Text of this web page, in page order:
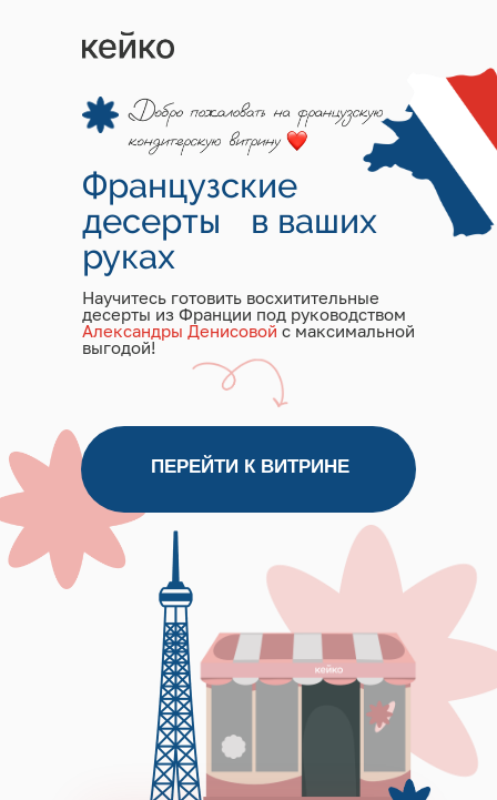
Научитесь готовить восхитительные
десерты из Франции под руководством
Александры Денисовой с максимальной
выгодой!
Французские
десерты в ваших
руках
ПЕРЕЙТИ К ВИТРИНЕ